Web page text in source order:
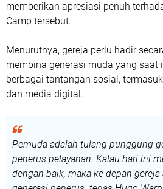
memberikan apresiasi penuh
Camp tersebut.
Menurutnya, gereja perlu hadir
membina generasi muda yang saat
berbagai tantangan sosial,
dan media digital.
Pemuda adalah tulang punggung
penerus pelayanan. Kalau hari ini
dengan baik, maka ke depan